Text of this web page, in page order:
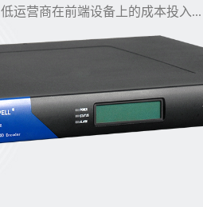
低运营商在前端设备上的成本投入...